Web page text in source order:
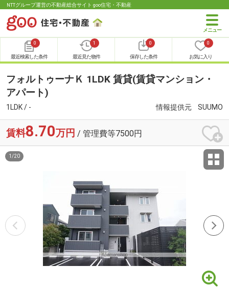
NTTグループ運営の不動産総合サイト goo住宅・不動産
0
最近検索した条件
1
最近見た物件
0
保存した条件
0
お気に入り
フォルトゥーナＫ 1LDK 賃貸(賃貸マンション・
アパート)
1LDK / - 情報提供元 SUUMO
賃料8.70万円 / 管理費等7500円
1 /20